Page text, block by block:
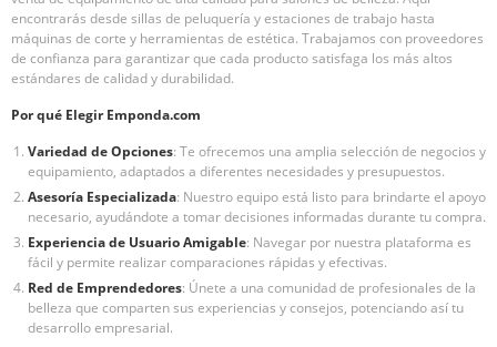
encontrarás desde sillas de peluquería y estaciones de trabajo hasta
máquinas de corte y herramientas de estética. Trabajamos con proveedores
de confianza para garantizar que cada producto satisfaga los más altos
estándares de calidad y durabilidad.
Por qué Elegir Emponda.com
Variedad de Opciones: Te ofrecemos una amplia selección de negocios y
equipamiento, adaptados a diferentes necesidades y presupuestos.
Asesoría Especializada: Nuestro equipo está listo para brindarte el apoyo
necesario, ayudándote a tomar decisiones informadas durante tu compra.
Experiencia de Usuario Amigable: Navegar por nuestra plataforma es
fácil y permite realizar comparaciones rápidas y efectivas.
Red de Emprendedores: Únete a una comunidad de profesionales de la
belleza que comparten sus experiencias y consejos, potenciando así tu
desarrollo empresarial.